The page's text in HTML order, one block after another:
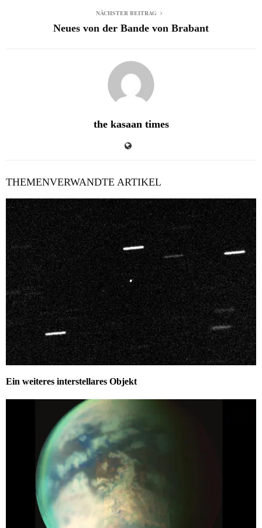
NÄCHSTER BEITRAG
Neues von der Bande von Brabant
the kasaan times
THEMENVERWANDTE ARTIKEL
Ein weiteres interstellares Objekt